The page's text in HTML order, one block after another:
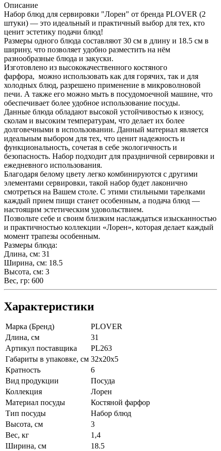
Описание
Набор блюд для сервировки "Лорен" от бренда PLOVER (2
штуки) — это идеальный и практичный выбор для тех, кто
ценит эстетику подачи блюд!
Размеры одного блюда составляют 30 см в длину и 18.5 см в
ширину, что позволяет удобно разместить на нём
разнообразные блюда и закуски.
Изготовлено из высококачественного костяного
фарфора, можно использовать как для горячих, так и для
холодных блюд, разрешено применение в микроволновой
печи. А также его можно мыть в посудомоечной машине, что
обеспечивает более удобное использование посуды.
Данные блюда обладают высокой устойчивостью к износу,
сколам и высоким температурам, что делает их более
долговечными в использовании. Данный материал является
идеальным выбором для тех, что ценит надежность и
функциональность, сочетая в себе экологичность и
безопасность. Набор подходит для праздничной сервировки и
ежедневного использования.
Благодаря белому цвету легко комбинируются с другими
элементами сервировки, такой набор будет лаконично
смотреться на Вашем столе. С этими стильными тарелками
каждый прием пищи станет особенным, а подача блюд —
настоящим эстетическим удовольствием.
Позвольте себе и своим близким наслаждаться изысканностью
и практичностью коллекции «Лорен», которая делает каждый
момент трапезы особенным.
Размеры блюда:
Длина, см: 31
Ширина, см: 18.5
Высота, см: 3
Вес, гр: 600
Характеристики
Марка (Бренд)
PLOVER
Длина, см
31
Артикул поставщика
PL263
Габариты в упаковке, см 32х20х5
Кратность
6
Вид продукции
Посуда
Коллекция
Лорен
Материал посуды
Костяной фарфор
Тип посуды
Набор блюд
Высота, см
3
Вес, кг
1,4
Ширина, см
18.5